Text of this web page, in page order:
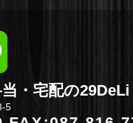
・宅配の
5